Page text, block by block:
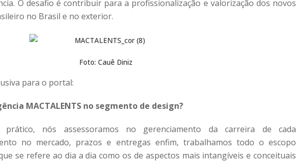
O desafio é contribuir para a profissionalização e valorização dos novos
no Brasil e no exterior.
Foto: Cauê Diniz
para o portal:
MACTALENTS no segmento de design?
nós assessoramos no gerenciamento da carreira de cada
no mercado, prazos e entregas enfim, trabalhamos todo o escopo
se refere ao dia a dia como os de aspectos mais intangíveis e conceituais